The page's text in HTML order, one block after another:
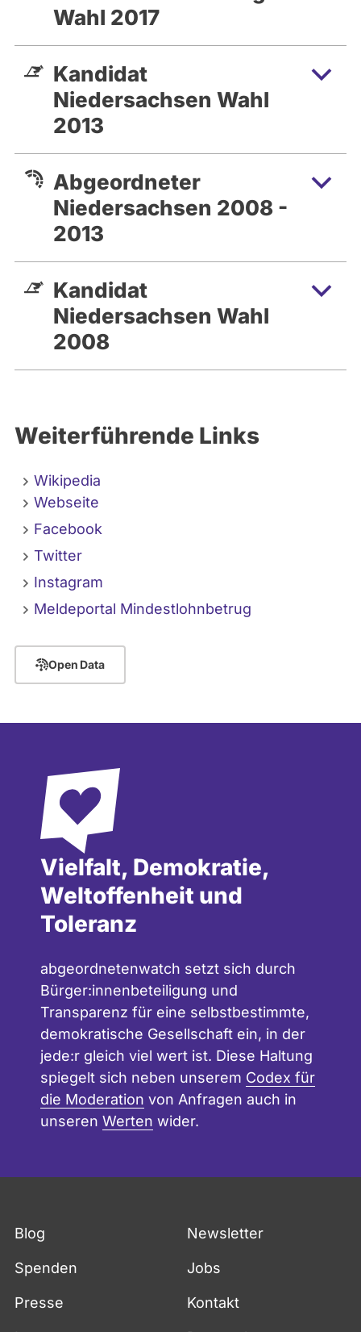
Wahl 2017
Kandidat
Niedersachsen Wahl
2013
Abgeordneter
Niedersachsen 2008 -
2013
Kandidat
Niedersachsen Wahl
2008
Weiterführende Links
Wikipedia
Webseite
Facebook
Twitter
Instagram
Meldeportal Mindestlohnbetrug
Open Data
Vielfalt, Demokratie,
Weltoffenheit und
Toleranz
abgeordnetenwatch setzt sich durch
Bürger:innenbeteiligung und
Transparenz für eine selbstbestimmte,
demokratische Gesellschaft ein, in der
jede:r gleich viel wert ist. Diese Haltung
spiegelt sich neben unserem Codex für
die Moderation von Anfragen auch in
unseren Werten wider.
Blog Newsletter
Spenden Jobs
Presse Kontakt